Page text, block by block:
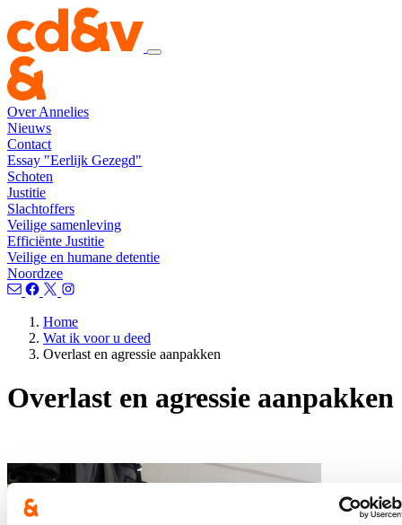
Over Annelies
Nieuws
Contact
Essay "Eerlijk Gezegd"
Schoten
Justitie
Slachtoffers
Veilige samenleving
Efficiënte Justitie
Veilige en humane detentie
Noordzee
Home
Wat ik voor u deed
Overlast en agressie aanpakken
Overlast en agressie aanpakken